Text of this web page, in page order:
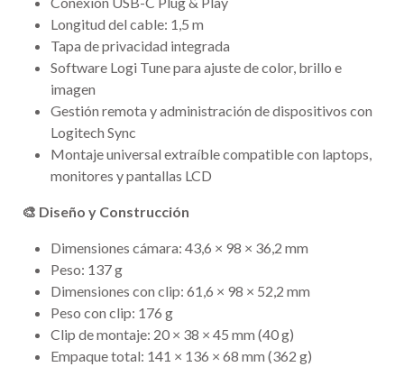
Longitud del cable: 1,5 m
Tapa de privacidad integrada
Software Logi Tune para ajuste de color, brillo e
imagen
Gestión remota y administración de dispositivos con
Logitech Sync
Montaje universal extraíble compatible con laptops,
monitores y pantallas LCD
🎨 Diseño y Construcción
Dimensiones cámara: 43,6 × 98 × 36,2 mm
Peso: 137 g
Dimensiones con clip: 61,6 × 98 × 52,2 mm
Peso con clip: 176 g
Clip de montaje: 20 × 38 × 45 mm (40 g)
Empaque total: 141 × 136 × 68 mm (362 g)